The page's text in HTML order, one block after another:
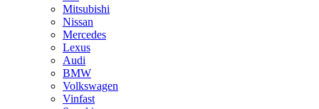
Mitsubishi
Nissan
Mercedes
Lexus
Audi
BMW
Volkswagen
Vinfast